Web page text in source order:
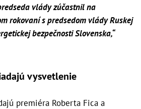
vlády zúčastnil na
rokovaní s predsedom vlády Ruskej
bezpečnosti Slovenska,“
vysvetlenie
premiéra Roberta Fica a